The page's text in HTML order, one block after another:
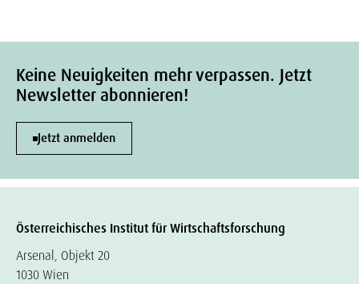
Keine Neuigkeiten mehr verpassen. Jetzt
Newsletter abonnieren!
Jetzt anmelden
Österreichisches Institut für Wirtschaftsforschung
Arsenal, Objekt 20
1030 Wien